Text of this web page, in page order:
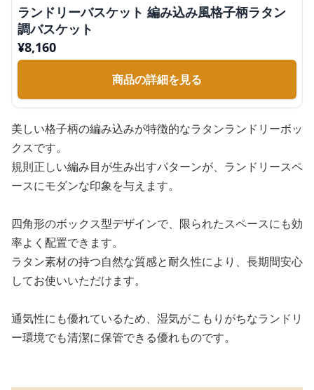
ランドリーバスケット 編み込み風格子柄ラタン
調バスケット
¥8,160
商品の詳細を見る
美しい格子柄の編み込みが特徴的なラタンランドリーボッ
クスです。
規則正しい編み目が生み出すパターンが、ランドリースペ
ースにモダンな印象を与えます。
四角形のボックス型デザインで、限られたスペースにも効
率よく配置できます。
ラタン素材の持つ自然な質感と耐久性により、長期間安心
してお使いいただけます。
通気性にも優れているため、湿気がこもりがちなランドリ
ー環境でも清潔に保管できる優れものです。